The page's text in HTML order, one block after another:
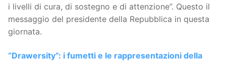
i livelli di cura, di sostegno e di attenzione”. Questo il
messaggio del presidente della Repubblica in questa
giornata.
“Drawersity”: i fumetti e le rappresentazioni della